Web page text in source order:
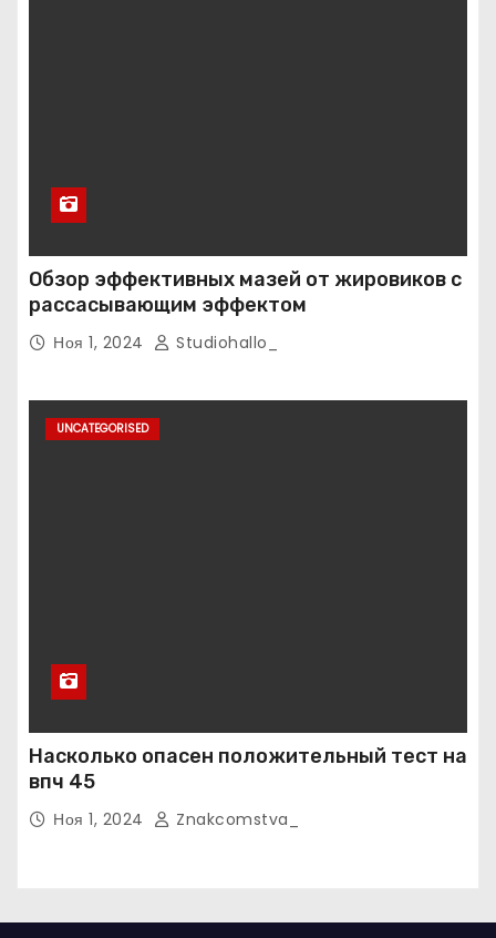
Обзор эффективных мазей от жировиков с
рассасывающим эффектом
Ноя 1, 2024 Studiohallo_
UNCATEGORISED
Насколько опасен положительный тест на
впч 45
Ноя 1, 2024 Znakcomstva_